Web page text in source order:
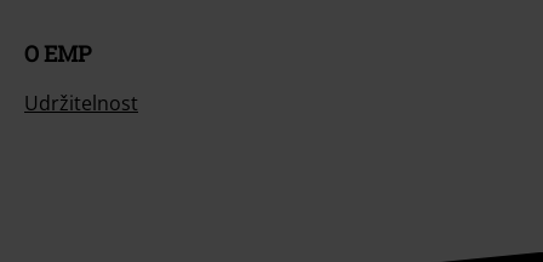
O EMP
Udržitelnost